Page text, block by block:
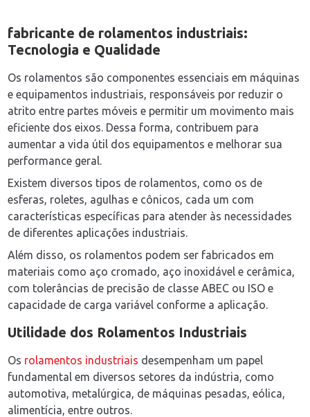
fabricante de rolamentos industriais:
Tecnologia e Qualidade
Os rolamentos são componentes essenciais em máquinas
e equipamentos industriais, responsáveis por reduzir o
atrito entre partes móveis e permitir um movimento mais
eficiente dos eixos. Dessa forma, contribuem para
aumentar a vida útil dos equipamentos e melhorar sua
performance geral.
Existem diversos tipos de rolamentos, como os de
esferas, roletes, agulhas e cônicos, cada um com
características específicas para atender às necessidades
de diferentes aplicações industriais.
Além disso, os rolamentos podem ser fabricados em
materiais como aço cromado, aço inoxidável e cerâmica,
com tolerâncias de precisão de classe ABEC ou ISO e
capacidade de carga variável conforme a aplicação.
Utilidade dos Rolamentos Industriais
Os rolamentos industriais desempenham um papel
fundamental em diversos setores da indústria, como
automotiva, metalúrgica, de máquinas pesadas, eólica,
alimentícia, entre outros.